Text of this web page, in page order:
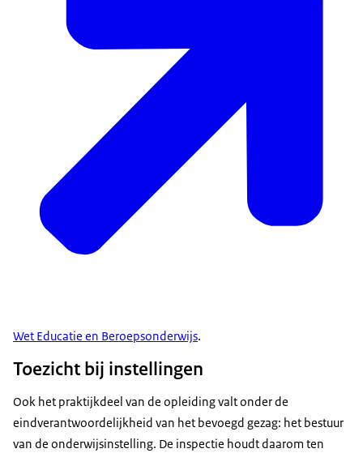
Wet Educatie en Beroepsonderwijs.
Toezicht bij instellingen
Ook het praktijkdeel van de opleiding valt onder de
eindverantwoordelijkheid van het bevoegd gezag: het bestuur
van de onderwijsinstelling. De inspectie houdt daarom ten